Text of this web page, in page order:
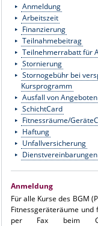
Anmeldung
Arbeitszeit
Finanzierung
Teilnahmebeitrag
Teilnehmerrabatt für
Stornierung
Stornogebühr bei
Kursprogramm
Ausfall von
SchichtCard
Fitnessräume/
Haftung
Unfallversicherung
Dienstvereinbarungen
Anmeldung
Für alle Kurse des BGM
Fitnessgeräteräume
per Fax beim